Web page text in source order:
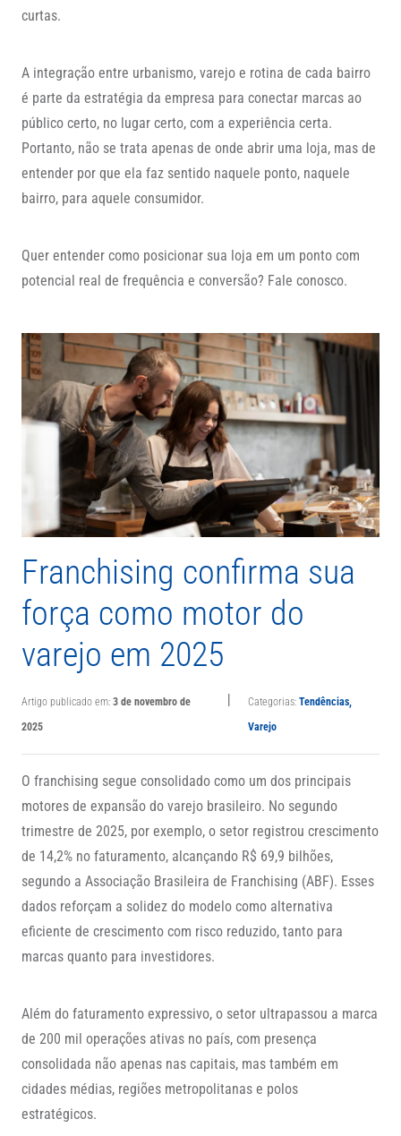
curtas.
A integração entre urbanismo, varejo e rotina de cada bairro
é parte da estratégia da empresa para conectar marcas ao
público certo, no lugar certo, com a experiência certa.
Portanto, não se trata apenas de onde abrir uma loja, mas de
entender por que ela faz sentido naquele ponto, naquele
bairro, para aquele consumidor.
Quer entender como posicionar sua loja em um ponto com
potencial real de frequência e conversão? Fale conosco.
Franchising confirma sua
força como motor do
varejo em 2025
Artigo publicado em: 3 de novembro de
2025
| Categorias: Tendências,
Varejo
O franchising segue consolidado como um dos principais
motores de expansão do varejo brasileiro. No segundo
trimestre de 2025, por exemplo, o setor registrou crescimento
de 14,2% no faturamento, alcançando R$ 69,9 bilhões,
segundo a Associação Brasileira de Franchising (ABF). Esses
dados reforçam a solidez do modelo como alternativa
eficiente de crescimento com risco reduzido, tanto para
marcas quanto para investidores.
Além do faturamento expressivo, o setor ultrapassou a marca
de 200 mil operações ativas no país, com presença
consolidada não apenas nas capitais, mas também em
cidades médias, regiões metropolitanas e polos
estratégicos.